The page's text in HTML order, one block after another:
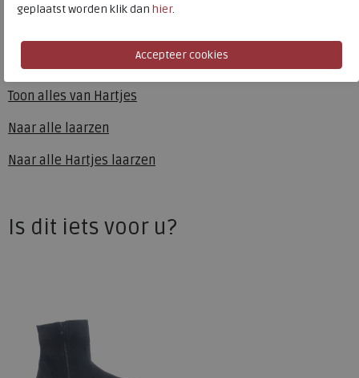
Hartjes
Toon alles van Hartjes
Naar alle laarzen
Naar alle Hartjes laarzen
Hakhoogte
4.50 cm
Is dit iets voor u?
geplaatst worden klik dan hier.